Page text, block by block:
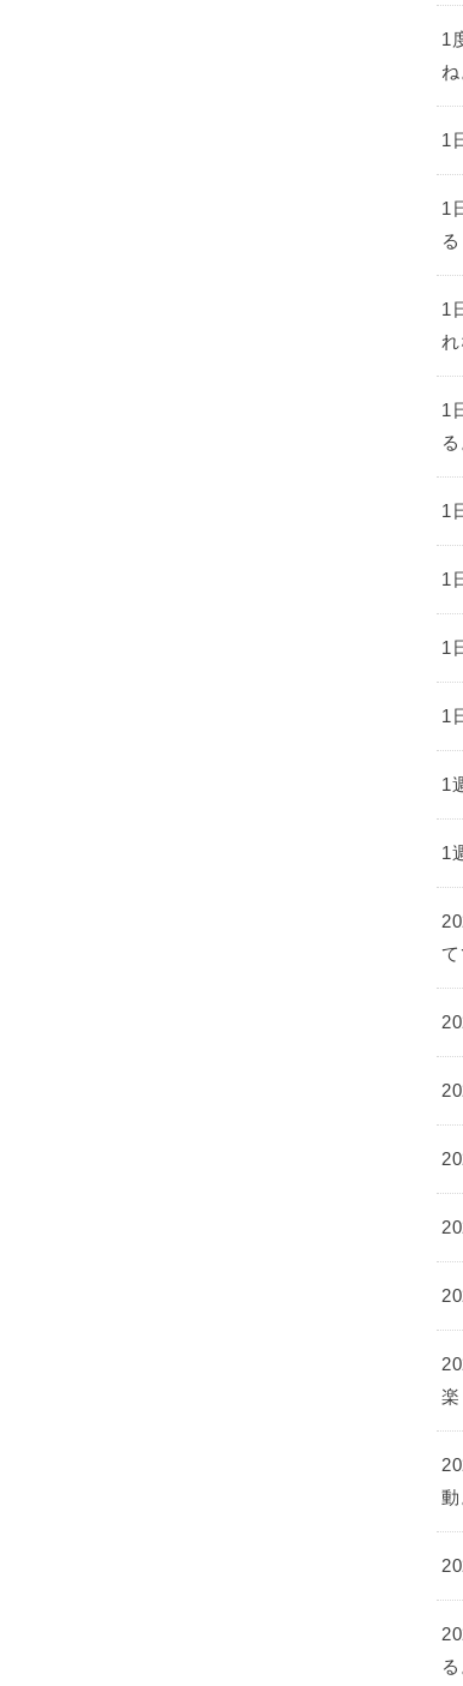
1
ね
1
1
る
1
れ
1
る
1
1
1
1
1
1
て
楽
動
る